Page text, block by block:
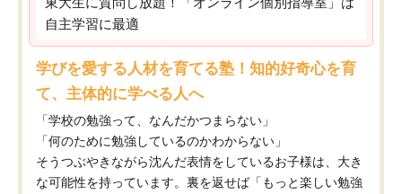
自主学習に最適
学びを愛する人材を育てる塾！知的好奇心を育
て、主体的に学べる人へ
「学校の勉強って、なんだかつまらない」
「何のために勉強しているのかわからない」
そうつぶやきながら沈んだ表情をしているお子様は、大き
な可能性を持っています。裏を返せば「もっと楽しい勉強